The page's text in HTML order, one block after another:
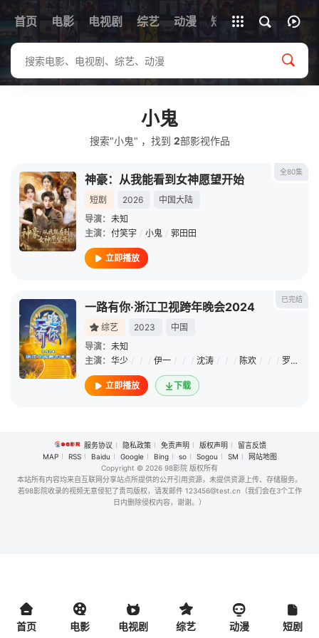
首页 电影 电视剧 综艺 动漫 短剧
全部影片
小鬼
搜索"小鬼" ，找到 2部影视作品
全80集
神豪：从我能看到女神愿望开始
短剧 2026
中国大陆
导演： 未知
主演： 付笑宇 / 小鬼 / 郭田田
立即播放
已完结
一路有你·浙江卫视跨年晚会2024
综艺 2023
中国
导演： 未知
主演： 华少 / / / 伊一 / / / 沈涛 / / / 陈欢 / / / 罗希
立即播放 下载
服务协议 隐私政策 免责声明 版权声明
留言反馈
MAP
RSS Baidu Google Bing so Sogou SM
网站地图
Copyright © 2026 98影院 版权所有
本站所有内容均来自互联网分享站点所提供的公开引用资源，未提供资源上传、存储服务。
若98影院收录的视频无意侵犯了贵司版权，请发邮件 123456@test.cn（我们会在3个工作
日内删除侵权内容，谢谢。）
首页 电影 电视剧 综艺 动漫 短剧